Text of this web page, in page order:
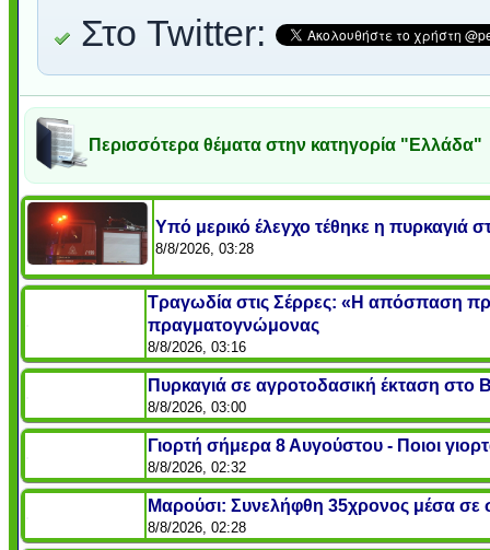
Στο Twitter:
Περισσότερα θέματα στην κατηγορία "Ελλάδα"
Υπό μερικό έλεγχο τέθηκε η πυρκαγιά
8/8/2026, 03:28
Τραγωδία στις Σέρρες: «Η απόσπαση
πραγματογνώμονας
8/8/2026, 03:16
Πυρκαγιά σε αγροτοδασική έκταση στο
8/8/2026, 03:00
Γιορτή σήμερα 8 Αυγούστου - Ποιοι
8/8/2026, 02:32
Μαρούσι: Συνελήφθη 35χρονος μέσα σε
8/8/2026, 02:28